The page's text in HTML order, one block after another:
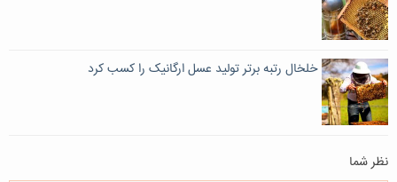
خلخال رتبه برتر تولید عسل ارگانیک را کسب کرد
نظر شما